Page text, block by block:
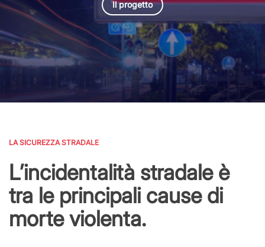
Il progetto
LA SICUREZZA STRADALE
L’incidentalità stradale è
tra le principali cause di
morte violenta.